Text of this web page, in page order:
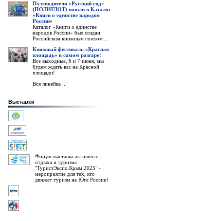
Путеводители «Русский гид»
(ПОЛИГЛОТ) вошли в Каталог
«Книги о единстве народов
России»
Каталог «Книги о единстве
народов России» был создан
Российским книжным союзом ...
Книжный фестиваль «Красная
площадь» в самом разгаре!
Все выходные, 6 и 7 июня, мы
будем ждать вас на Красной
площади!
Вся линейка ...
Выставки
Форум выставка активного
отдыха и туризма
"ТуристЭкспо.Крым 2025" -
мероприятие для тех, кто
движет туризм на Юге России!